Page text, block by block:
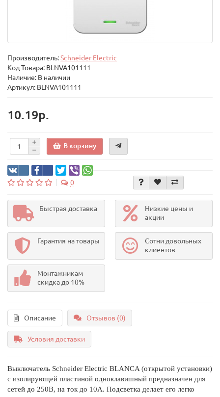
Производитель:Schneider Electric
Код Товара: BLNVA101111
Наличие: В наличии
Артикул: BLNVA101111
10.19р.
В корзину
0
Быстрая доставка
Низкие цены и
акции
Гарантия на товары
Сотни довольных
клиентов
Монтажникам
скидка до 10%
Описание Отзывов (0)
Условия доставки
Выключатель Schneider Electric BLANCA (открытой установки)
с изолирующей пластиной одноклавишный предназначен для
сетей до 250В, на ток до 10А. Подсветка делает его легко